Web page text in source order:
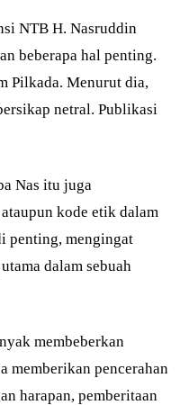
NTB H. Nasruddin
beberapa hal penting.
Pilkada. Menurut dia,
netral. Publikasi
Nas itu juga
kode etik dalam
penting, mengingat
dalam sebuah
membeberkan
memberikan pencerahan
harapan, pemberitaan